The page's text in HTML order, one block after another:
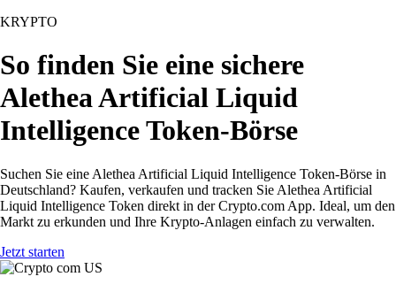
KRYPTO
So finden Sie eine sichere
Alethea Artificial Liquid
Intelligence Token-Börse
Suchen Sie eine Alethea Artificial Liquid Intelligence Token-Börse in
Deutschland? Kaufen, verkaufen und tracken Sie Alethea Artificial
Liquid Intelligence Token direkt in der Crypto.com App. Ideal, um den
Markt zu erkunden und Ihre Krypto-Anlagen einfach zu verwalten.
Jetzt starten